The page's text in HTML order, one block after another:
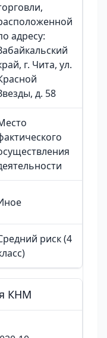
адресу:
г. Чита, ул.
д. 58
риск (4
КНМ